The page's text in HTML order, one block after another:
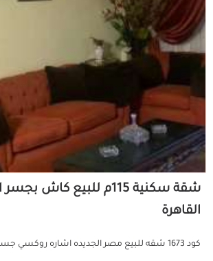
شقة سكنية 115م للبيع كاش
القاهرة
كود 1673 شقه للبيع مصر الجديده اشاره